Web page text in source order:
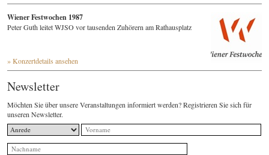
Wiener Festwochen 1987
Peter Guth leitet WJSO vor tausenden Zuhörern am Rathausplatz
» Konzertdetails ansehen
Newsletter
Möchten Sie über unsere Veranstaltungen informiert werden? Registrieren Sie sich für
unseren Newsletter.